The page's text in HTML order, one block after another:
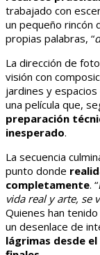
trabajado con
un pequeño rincón
propias palabras, “
La dirección de
visión con
jardines y
una película que,
preparación
inesperado.
La secuencia
punto donde
completamente. “
vida real y arte, se
Quienes han
un desenlace de
lágrimas desde